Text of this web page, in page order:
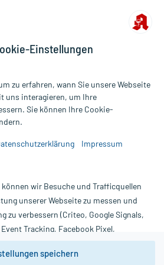
ggf. zzgl. Versandkosten
werden ausschließlich für
durch einen Arzt. Bitte
können. | Diese Webseite benutzt
bitte dazu die wichtigen Hinweise in
Für den Widerruf einer Bestellung
Einstellungen
zu erfahren, wann Sie unsere Webseite
uns interagieren, um Ihre
Sie können Ihre Cookie-
Impressum
wir Besuche und Trafficquellen
unserer Webseite zu messen und
zu verbessern (Criteo, Google Signals,
Tracking, Facebook Pixel,
speichern